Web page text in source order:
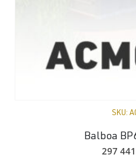
SKU:
Balboa
297 441